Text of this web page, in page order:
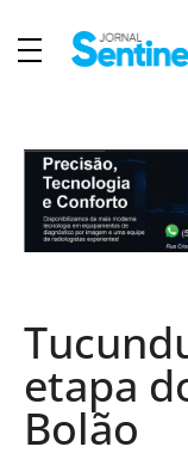
etapa
Bolão